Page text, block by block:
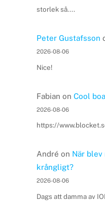
storlek så....
Peter Gustafsson
2026-08-06
Nice!
Fabian on Cool
2026-08-06
https://
André on När
krångligt?
2026-08-06
Dags att damma av